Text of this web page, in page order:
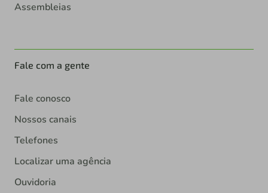
Assembleias
Fale com a gente
Fale conosco
Nossos canais
Telefones
Localizar uma agência
Ouvidoria